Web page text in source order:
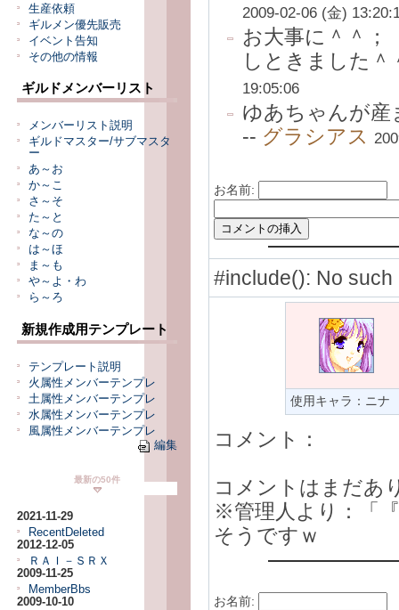
生産依頼
ギルメン優先販売
イベント告知
その他の情報
ギルドメンバーリスト
メンバーリスト説明
ギルドマスター/サブマスタ
ー
あ～お
か～こ
さ～そ
た～と
な～の
は～ほ
ま～も
や～よ・わ
ら～ろ
新規作成用テンプレート
テンプレート説明
火属性メンバーテンプレ
土属性メンバーテンプレ
水属性メンバーテンプレ
風属性メンバーテンプレ
編集
最新の50件
2021-11-29
RecentDeleted
2012-12-05
ＲＡＩ－ＳＲＸ
2009-11-25
MemberBbs
2009-10-10
2009-02-06 (金)
お大事に＾＾
しときました
19:05:06
ゆあちゃんが産
-- グラシアス
お名前:
#include(): No
使用キャラ：ニナ
コメント：
コメントはまだあ
※管理人より：「
そうですｗ
お名前: